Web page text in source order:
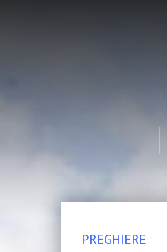
PREGHIERE